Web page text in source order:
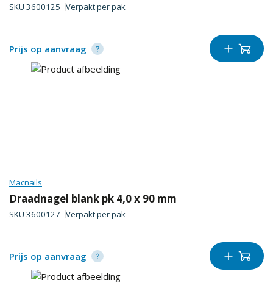
SKU 3600125 Verpakt perpak
Prijs op aanvraag
Macnails
Draadnagel blank pk 4,0 x 90 mm
SKU 3600127 Verpakt perpak
Prijs op aanvraag